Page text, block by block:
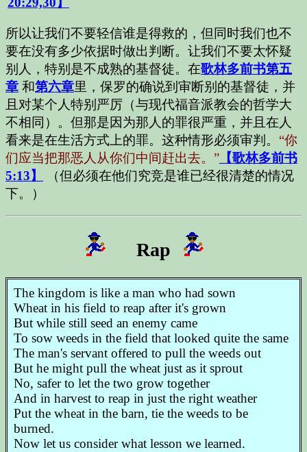
所以让我们不要轻信谁是得救的，但同时我们也不
要在没有多少依据时做出判断。让我们不要太怀疑
别人，特别是不成熟的基督徒。在歌林多前书第五
章 和第六章里，保罗的确说到审断别的基督徒，并
且对某个人特别严厉（与现代福音派教会的哲学大
不相同）。但那是因为那人的罪很严重，并且在人
看来是在生活方式上的罪。这种情形必须审判。 “你
们应当把那恶人从你们中间赶出去。” 【歌林多前书
5:13】
（但必须在他们究竞是谁已经很清楚的情况
下。）
Rap
The kingdom is like a man who had sown
Wheat in his field to reap after it's grown
But while still seed an enemy came
To sow weeds in the field that looked quite the same
The man's servant offered to pull the weeds out
But he might pull the wheat just as it sprout
No, safer to let the two grow together
And in harvest to reap in just the right weather
Put the wheat in the barn, tie the weeds to be
burned.
Now let us consider what lesson we learned.